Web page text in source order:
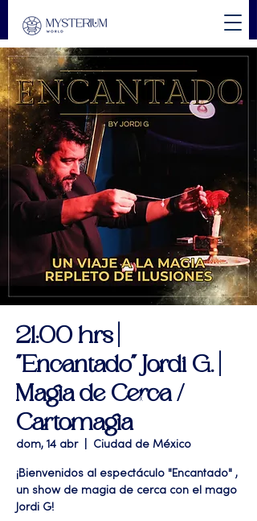
21:00 hrs |
"Encantado" Jordi G. |
Magia de Cerca /
Cartomagia
dom, 14 abr
  |
Ciudad de México
¡Bienvenidos al espectáculo "Encantado" ,
un show de magia de cerca con el mago
Jordi G!